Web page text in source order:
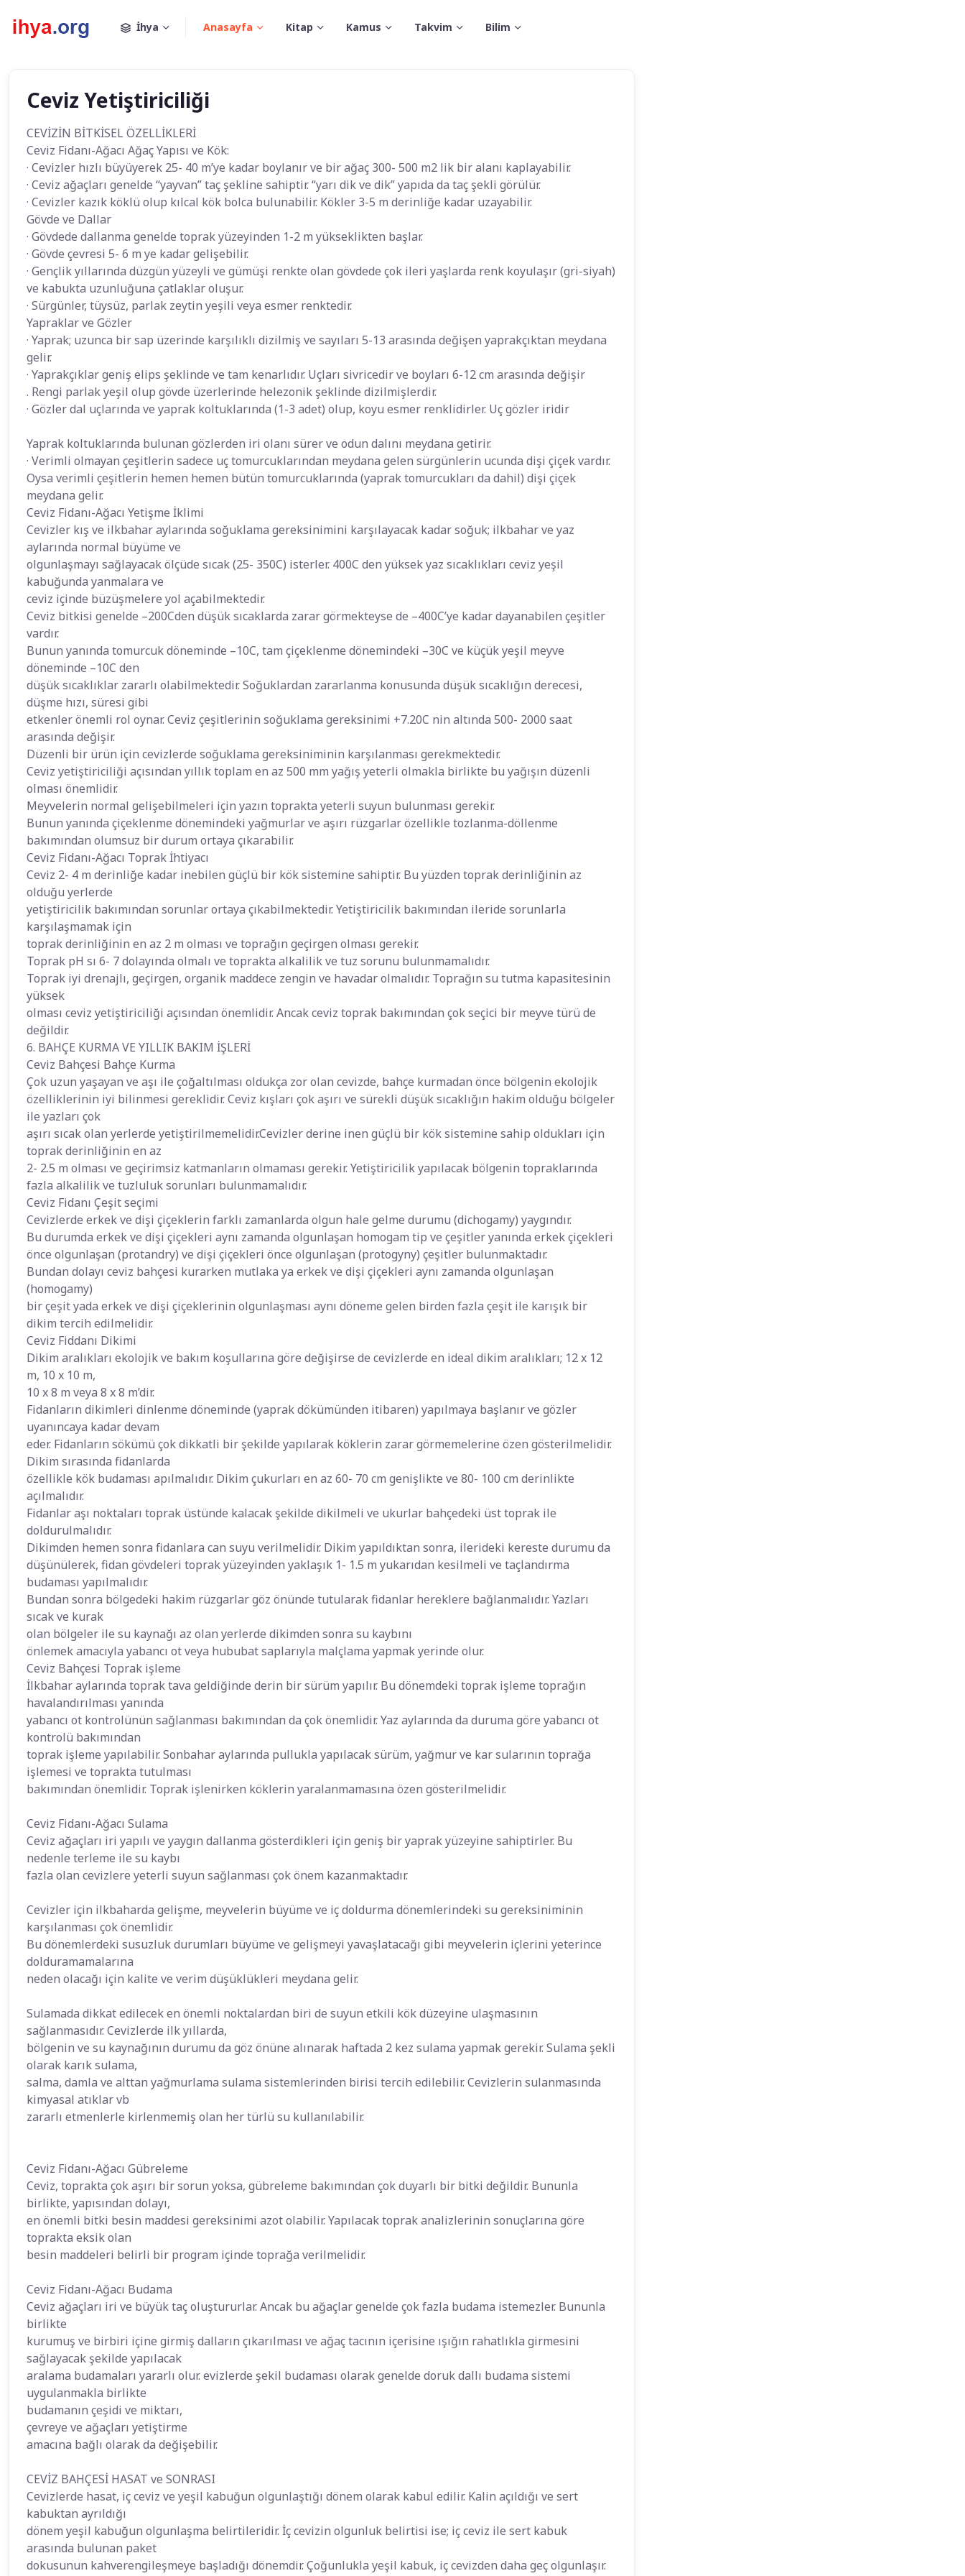
İhya Anasayfa Kitap Kamus Takvim Bilim
Ceviz Yetiştiriciliği
CEVİZİN BİTKİSEL ÖZELLİKLERİ
Ceviz Fidanı-Ağacı Ağaç Yapısı ve Kök:
· Cevizler hızlı büyüyerek 25- 40 m’ye kadar boylanır ve bir ağaç 300- 500 m2 lik bir alanı kaplayabilir.
· Ceviz ağaçları genelde “yayvan” taç şekline sahiptir. “yarı dik ve dik” yapıda da taç şekli görülür.
· Cevizler kazık köklü olup kılcal kök bolca bulunabilir. Kökler 3-5 m derinliğe kadar uzayabilir.
Gövde ve Dallar
· Gövdede dallanma genelde toprak yüzeyinden 1-2 m yükseklikten başlar.
· Gövde çevresi 5- 6 m ye kadar gelişebilir.
· Gençlik yıllarında düzgün yüzeyli ve gümüşi renkte olan gövdede çok ileri yaşlarda renk koyulaşır (gri-siyah)
ve kabukta uzunluğuna çatlaklar oluşur.
· Sürgünler, tüysüz, parlak zeytin yeşili veya esmer renktedir.
Yapraklar ve Gözler
· Yaprak; uzunca bir sap üzerinde karşılıklı dizilmiş ve sayıları 5-13 arasında değişen yaprakçıktan meydana
gelir.
· Yaprakçıklar geniş elips şeklinde ve tam kenarlıdır. Uçları sivricedir ve boyları 6-12 cm arasında değişir
. Rengi parlak yeşil olup gövde üzerlerinde helezonik şeklinde dizilmişlerdir.
· Gözler dal uçlarında ve yaprak koltuklarında (1-3 adet) olup, koyu esmer renklidirler. Uç gözler iridir
Yaprak koltuklarında bulunan gözlerden iri olanı sürer ve odun dalını meydana getirir.
· Verimli olmayan çeşitlerin sadece uç tomurcuklarından meydana gelen sürgünlerin ucunda dişi çiçek vardır.
Oysa verimli çeşitlerin hemen hemen bütün tomurcuklarında (yaprak tomurcukları da dahil) dişi çiçek
meydana gelir.
Ceviz Fidanı-Ağacı Yetişme İklimi
Cevizler kış ve ilkbahar aylarında soğuklama gereksinimini karşılayacak kadar soğuk; ilkbahar ve yaz
aylarında normal büyüme ve
olgunlaşmayı sağlayacak ölçüde sıcak (25- 350C) isterler. 400C den yüksek yaz sıcaklıkları ceviz yeşil
kabuğunda yanmalara ve
ceviz içinde büzüşmelere yol açabilmektedir.
Ceviz bitkisi genelde –200Cden düşük sıcaklarda zarar görmekteyse de –400C’ye kadar dayanabilen çeşitler
vardır.
Bunun yanında tomurcuk döneminde –10C, tam çiçeklenme dönemindeki –30C ve küçük yeşil meyve
döneminde –10C den
düşük sıcaklıklar zararlı olabilmektedir. Soğuklardan zararlanma konusunda düşük sıcaklığın derecesi,
düşme hızı, süresi gibi
etkenler önemli rol oynar. Ceviz çeşitlerinin soğuklama gereksinimi +7.20C nin altında 500- 2000 saat
arasında değişir.
Düzenli bir ürün için cevizlerde soğuklama gereksiniminin karşılanması gerekmektedir.
Ceviz yetiştiriciliği açısından yıllık toplam en az 500 mm yağış yeterli olmakla birlikte bu yağışın düzenli
olması önemlidir.
Meyvelerin normal gelişebilmeleri için yazın toprakta yeterli suyun bulunması gerekir.
Bunun yanında çiçeklenme dönemindeki yağmurlar ve aşırı rüzgarlar özellikle tozlanma-döllenme
bakımından olumsuz bir durum ortaya çıkarabilir.
Ceviz Fidanı-Ağacı Toprak İhtiyacı
Ceviz 2- 4 m derinliğe kadar inebilen güçlü bir kök sistemine sahiptir. Bu yüzden toprak derinliğinin az
olduğu yerlerde
yetiştiricilik bakımından sorunlar ortaya çıkabilmektedir. Yetiştiricilik bakımından ileride sorunlarla
karşılaşmamak için
toprak derinliğinin en az 2 m olması ve toprağın geçirgen olması gerekir.
Toprak pH sı 6- 7 dolayında olmalı ve toprakta alkalilik ve tuz sorunu bulunmamalıdır.
Toprak iyi drenajlı, geçirgen, organik maddece zengin ve havadar olmalıdır. Toprağın su tutma kapasitesinin
yüksek
olması ceviz yetiştiriciliği açısından önemlidir. Ancak ceviz toprak bakımından çok seçici bir meyve türü de
değildir.
6. BAHÇE KURMA VE YILLIK BAKIM İŞLERİ
Ceviz Bahçesi Bahçe Kurma
Çok uzun yaşayan ve aşı ile çoğaltılması oldukça zor olan cevizde, bahçe kurmadan önce bölgenin ekolojik
özelliklerinin iyi bilinmesi gereklidir. Ceviz kışları çok aşırı ve sürekli düşük sıcaklığın hakim olduğu bölgeler
ile yazları çok
aşırı sıcak olan yerlerde yetiştirilmemelidir.Cevizler derine inen güçlü bir kök sistemine sahip oldukları için
toprak derinliğinin en az
2- 2.5 m olması ve geçirimsiz katmanların olmaması gerekir. Yetiştiricilik yapılacak bölgenin topraklarında
fazla alkalilik ve tuzluluk sorunları bulunmamalıdır.
Ceviz Fidanı Çeşit seçimi
Cevizlerde erkek ve dişi çiçeklerin farklı zamanlarda olgun hale gelme durumu (dichogamy) yaygındır.
Bu durumda erkek ve dişi çiçekleri aynı zamanda olgunlaşan homogam tip ve çeşitler yanında erkek çiçekleri
önce olgunlaşan (protandry) ve dişi çiçekleri önce olgunlaşan (protogyny) çeşitler bulunmaktadır.
Bundan dolayı ceviz bahçesi kurarken mutlaka ya erkek ve dişi çiçekleri aynı zamanda olgunlaşan
(homogamy)
bir çeşit yada erkek ve dişi çiçeklerinin olgunlaşması aynı döneme gelen birden fazla çeşit ile karışık bir
dikim tercih edilmelidir.
Ceviz Fiddanı Dikimi
Dikim aralıkları ekolojik ve bakım koşullarına göre değişirse de cevizlerde en ideal dikim aralıkları; 12 x 12
m, 10 x 10 m,
10 x 8 m veya 8 x 8 m’dir.
Fidanların dikimleri dinlenme döneminde (yaprak dökümünden itibaren) yapılmaya başlanır ve gözler
uyanıncaya kadar devam
eder. Fidanların sökümü çok dikkatli bir şekilde yapılarak köklerin zarar görmemelerine özen gösterilmelidir.
Dikim sırasında fidanlarda
özellikle kök budaması apılmalıdır. Dikim çukurları en az 60- 70 cm genişlikte ve 80- 100 cm derinlikte
açılmalıdır.
Fidanlar aşı noktaları toprak üstünde kalacak şekilde dikilmeli ve ukurlar bahçedeki üst toprak ile
doldurulmalıdır.
Dikimden hemen sonra fidanlara can suyu verilmelidir. Dikim yapıldıktan sonra, ilerideki kereste durumu da
düşünülerek, fidan gövdeleri toprak yüzeyinden yaklaşık 1- 1.5 m yukarıdan kesilmeli ve taçlandırma
budaması yapılmalıdır.
Bundan sonra bölgedeki hakim rüzgarlar göz önünde tutularak fidanlar hereklere bağlanmalıdır. Yazları
sıcak ve kurak
olan bölgeler ile su kaynağı az olan yerlerde dikimden sonra su kaybını
önlemek amacıyla yabancı ot veya hububat saplarıyla malçlama yapmak yerinde olur.
Ceviz Bahçesi Toprak işleme
İlkbahar aylarında toprak tava geldiğinde derin bir sürüm yapılır. Bu dönemdeki toprak işleme toprağın
havalandırılması yanında
yabancı ot kontrolünün sağlanması bakımından da çok önemlidir. Yaz aylarında da duruma göre yabancı ot
kontrolü bakımından
toprak işleme yapılabilir. Sonbahar aylarında pullukla yapılacak sürüm, yağmur ve kar sularının toprağa
işlemesi ve toprakta tutulması
bakımından önemlidir. Toprak işlenirken köklerin yaralanmamasına özen gösterilmelidir.
Ceviz Fidanı-Ağacı Sulama
Ceviz ağaçları iri yapılı ve yaygın dallanma gösterdikleri için geniş bir yaprak yüzeyine sahiptirler. Bu
nedenle terleme ile su kaybı
fazla olan cevizlere yeterli suyun sağlanması çok önem kazanmaktadır.
Cevizler için ilkbaharda gelişme, meyvelerin büyüme ve iç doldurma dönemlerindeki su gereksiniminin
karşılanması çok önemlidir.
Bu dönemlerdeki susuzluk durumları büyüme ve gelişmeyi yavaşlatacağı gibi meyvelerin içlerini yeterince
dolduramamalarına
neden olacağı için kalite ve verim düşüklükleri meydana gelir.
Sulamada dikkat edilecek en önemli noktalardan biri de suyun etkili kök düzeyine ulaşmasının
sağlanmasıdır. Cevizlerde ilk yıllarda,
bölgenin ve su kaynağının durumu da göz önüne alınarak haftada 2 kez sulama yapmak gerekir. Sulama şekli
olarak karık sulama,
salma, damla ve alttan yağmurlama sulama sistemlerinden birisi tercih edilebilir. Cevizlerin sulanmasında
kimyasal atıklar vb
zararlı etmenlerle kirlenmemiş olan her türlü su kullanılabilir.
Ceviz Fidanı-Ağacı Gübreleme
Ceviz, toprakta çok aşırı bir sorun yoksa, gübreleme bakımından çok duyarlı bir bitki değildir. Bununla
birlikte, yapısından dolayı,
en önemli bitki besin maddesi gereksinimi azot olabilir. Yapılacak toprak analizlerinin sonuçlarına göre
toprakta eksik olan
besin maddeleri belirli bir program içinde toprağa verilmelidir.
Ceviz Fidanı-Ağacı Budama
Ceviz ağaçları iri ve büyük taç oluştururlar. Ancak bu ağaçlar genelde çok fazla budama istemezler. Bununla
birlikte
kurumuş ve birbiri içine girmiş dalların çıkarılması ve ağaç tacının içerisine ışığın rahatlıkla girmesini
sağlayacak şekilde yapılacak
aralama budamaları yararlı olur. evizlerde şekil budaması olarak genelde doruk dallı budama sistemi
uygulanmakla birlikte
budamanın çeşidi ve miktarı,
çevreye ve ağaçları yetiştirme
amacına bağlı olarak da değişebilir.
CEVİZ BAHÇESİ HASAT ve SONRASI
Cevizlerde hasat, iç ceviz ve yeşil kabuğun olgunlaştığı dönem olarak kabul edilir. Kalin açıldığı ve sert
kabuktan ayrıldığı
dönem yeşil kabuğun olgunlaşma belirtileridir. İç cevizin olgunluk belirtisi ise; iç ceviz ile sert kabuk
arasında bulunan paket
dokusunun kahverengileşmeye başladığı dönemdir. Çoğunlukla yeşil kabuk, iç cevizden daha geç olgunlaşır.